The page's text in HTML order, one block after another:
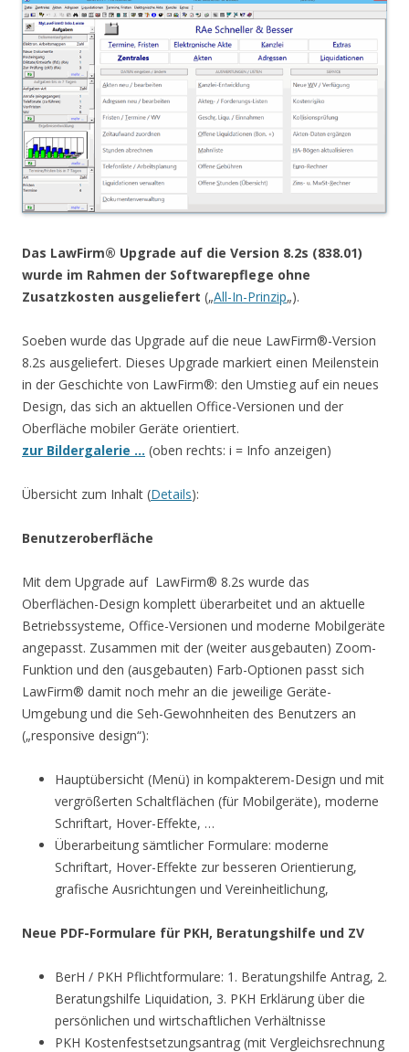
Das LawFirm® Upgrade auf die Version 8.2s (838.01)
wurde im Rahmen der Softwarepflege ohne
Zusatzkosten ausgeliefert („All-In-Prinzip„).
Soeben wurde das Upgrade auf die neue LawFirm®-Version
8.2s ausgeliefert. Dieses Upgrade markiert einen Meilenstein
in der Geschichte von LawFirm®: den Umstieg auf ein neues
Design, das sich an aktuellen Office-Versionen und der
Oberfläche mobiler Geräte orientiert.
zur Bildergalerie … (oben rechts: i = Info anzeigen)
Übersicht zum Inhalt (Details):
Benutzeroberfläche
Mit dem Upgrade auf LawFirm® 8.2s wurde das
Oberflächen-Design komplett überarbeitet und an aktuelle
Betriebssysteme, Office-Versionen und moderne Mobilgeräte
angepasst. Zusammen mit der (weiter ausgebauten) Zoom-
Funktion und den (ausgebauten) Farb-Optionen passt sich
LawFirm® damit noch mehr an die jeweilige Geräte-
Umgebung und die Seh-Gewohnheiten des Benutzers an
(„responsive design“):
Hauptübersicht (Menü) in kompakterem-Design und mit
vergrößerten Schaltflächen (für Mobilgeräte), moderne
Schriftart, Hover-Effekte, …
Überarbeitung sämtlicher Formulare: moderne
Schriftart, Hover-Effekte zur besseren Orientierung,
grafische Ausrichtungen und Vereinheitlichung,
Neue PDF-Formulare für PKH, Beratungshilfe und ZV
BerH / PKH Pflichtformulare: 1. Beratungshilfe Antrag, 2.
Beratungshilfe Liquidation, 3. PKH Erklärung über die
persönlichen und wirtschaftlichen Verhältnisse
PKH Kostenfestsetzungsantrag (mit Vergleichsrechnung